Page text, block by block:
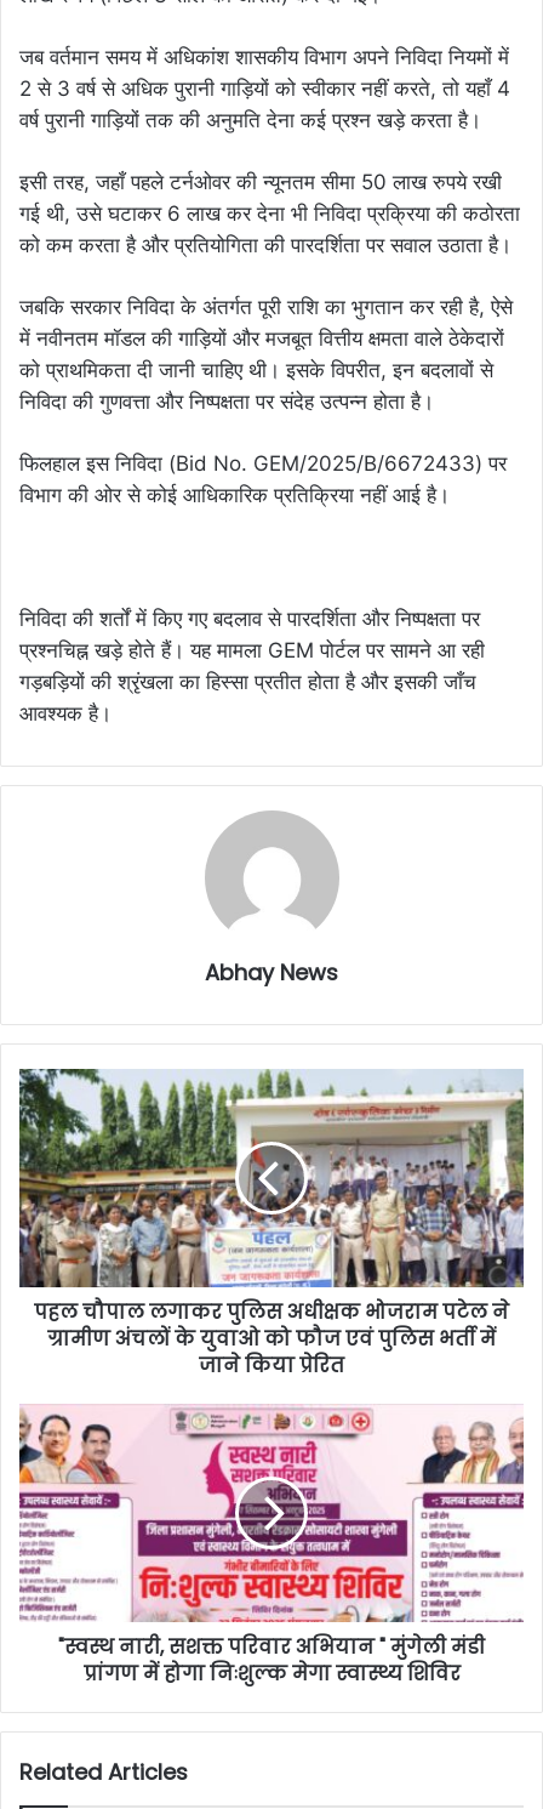
जब वर्तमान समय में अधिकांश शासकीय विभाग अपने निविदा नियमों में
2 से 3 वर्ष से अधिक पुरानी गाड़ियों को स्वीकार नहीं करते, तो यहाँ 4
वर्ष पुरानी गाड़ियों तक की अनुमति देना कई प्रश्न खड़े करता है।
इसी तरह, जहाँ पहले टर्नओवर की न्यूनतम सीमा 50 लाख रुपये रखी
गई थी, उसे घटाकर 6 लाख कर देना भी निविदा प्रक्रिया की कठोरता
को कम करता है और प्रतियोगिता की पारदर्शिता पर सवाल उठाता है।
जबकि सरकार निविदा के अंतर्गत पूरी राशि का भुगतान कर रही है, ऐसे
में नवीनतम मॉडल की गाड़ियों और मजबूत वित्तीय क्षमता वाले ठेकेदारों
को प्राथमिकता दी जानी चाहिए थी। इसके विपरीत, इन बदलावों से
निविदा की गुणवत्ता और निष्पक्षता पर संदेह उत्पन्न होता है।
फिलहाल इस निविदा (Bid No. GEM/2025/B/6672433) पर
विभाग की ओर से कोई आधिकारिक प्रतिक्रिया नहीं आई है।
निविदा की शर्तों में किए गए बदलाव से पारदर्शिता और निष्पक्षता पर
प्रश्नचिह्न खड़े होते हैं। यह मामला GEM पोर्टल पर सामने आ रही
गड़बड़ियों की श्रृंखला का हिस्सा प्रतीत होता है और इसकी जाँच
आवश्यक है।
Abhay News
पहल चौपाल लगाकर पुलिस अधीक्षक भोजराम पटेल ने
ग्रामीण अंचलों के युवाओ को फौज एवं पुलिस भर्ती में
जाने किया प्रेरित
"स्वस्थ नारी, सशक्त परिवार अभियान " मुंगेली मंडी
प्रांगण में होगा निःशुल्क मेगा स्वास्थ्य शिविर
Related Articles